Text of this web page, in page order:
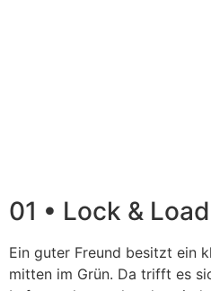
01 • Lock & Load
Ein guter Freund besitzt ein
mitten im Grün. Da trifft es